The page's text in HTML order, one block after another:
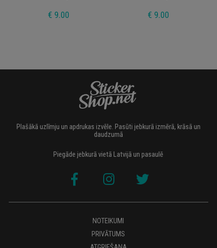
€ 9.00 € 9.00
Plašākā uzlīmju un apdrukas izvēle. Pasūti jebkurā izmērā, krāsā un
daudzumā
Piegāde jebkurā vietā Latvijā un pasaulē
NOTEIKUMI
PRIVĀTUMS